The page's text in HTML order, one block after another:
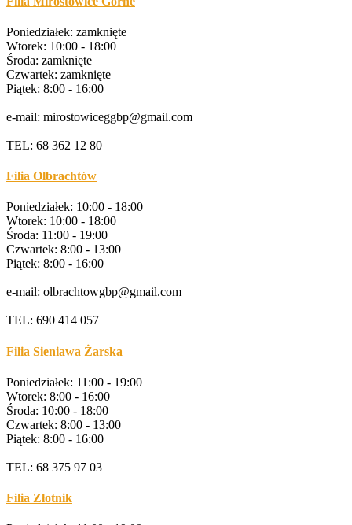
Poniedziałek: zamknięte
Wtorek: 10:00 - 18:00
Środa: zamknięte
Czwartek: zamknięte
Piątek: 8:00 - 16:00
e-mail: mirostowiceggbp@gmail.com
TEL: 68 362 12 80
Filia Olbrachtów
Poniedziałek: 10:00 - 18:00
Wtorek: 10:00 - 18:00
Środa: 11:00 - 19:00
Czwartek: 8:00 - 13:00
Piątek: 8:00 - 16:00
e-mail: olbrachtowgbp@gmail.com
TEL: 690 414 057
Filia Sieniawa Żarska
Poniedziałek: 11:00 - 19:00
Wtorek: 8:00 - 16:00
Środa: 10:00 - 18:00
Czwartek: 8:00 - 13:00
Piątek: 8:00 - 16:00
TEL: 68 375 97 03
Filia Złotnik